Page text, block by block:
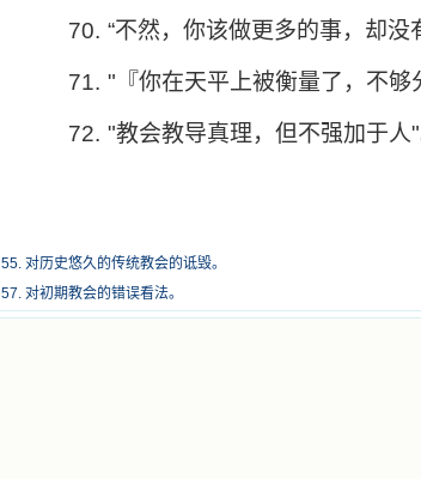
70. “不然，你该做更多的事，却没
71. " 『你在天平上被衡量了，不够
72. "教会教导真理，但不强加于人"
55. 对历史悠久的传统教会的诋毁。
57. 对初期教会的错误看法。